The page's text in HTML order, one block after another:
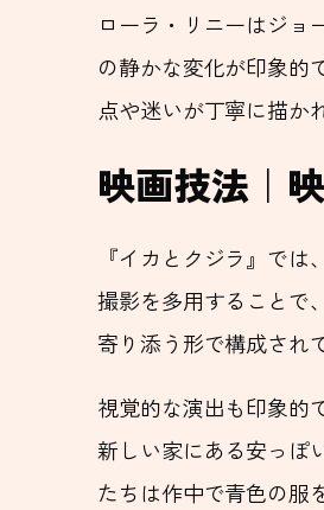
ローラ・リニーはジョ
の静かな変化が印象的
点や迷いが丁寧に描か
映画技法｜
『イカとクジラ』で
撮影を多用することで
寄り添う形で構成され
視覚的な演出も印象的
新しい家にある安っぽ
たちは作中で青色の服